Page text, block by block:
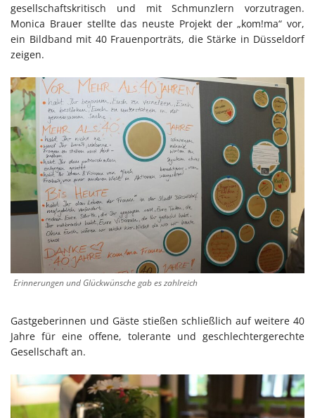
gesellschaftskritisch und mit Schmunzlern vorzutragen.
Monica Brauer stellte das neuste Projekt der „kom!ma“ vor,
ein Bildband mit 40 Frauenporträts, die Stärke in Düsseldorf
zeigen.
Erinnerungen und Glückwünsche gab es zahlreich
Gastgeberinnen und Gäste stießen schließlich auf weitere 40
Jahre für eine offene, tolerante und geschlechtergerechte
Gesellschaft an.